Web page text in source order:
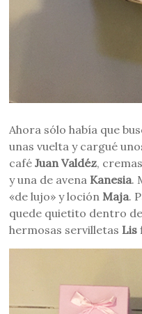
Ahora sólo había que
unas vuelta y cargué
caféJuan Valdéz,
y una de avena Kanesia.
«de lujo» y lociónMaja.
quede quietito dentro
hermosas servilletas Lis